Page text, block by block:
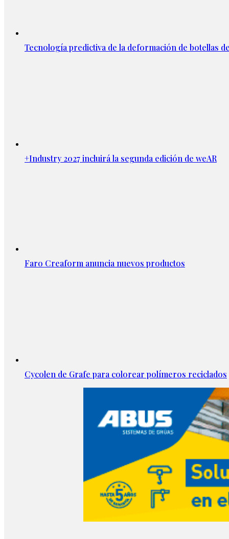
Tecnología predictiva de la deformación de botellas
+Industry 2027 incluirá la segunda edición de weAR
Faro Creaform anuncia nuevos productos
Cycolen de Grafe para colorear polímeros reciclados